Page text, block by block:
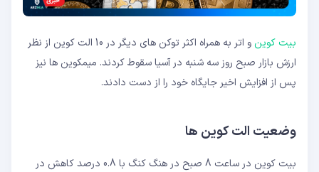
بیت کوین
و اتر به همراه اکثر توکن های دیگر در 10 الت کوین از نظر
ارزش بازار صبح روز سه شنبه در آسیا سقوط کردند. میمکوین ها نیز
پس از افزایش اخیر جایگاه خود را از دست دادند.
وضعیت الت کوین ها
بیت کوین در ساعت 8 صبح در هنگ کنگ با 0.8 درصد کاهش در